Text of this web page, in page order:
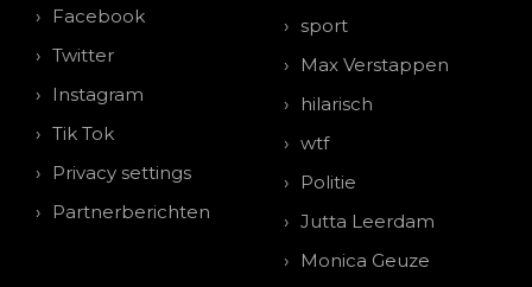
Facebook
Twitter
Instagram
Tik Tok
Privacy settings
Partnerberichten
sport
Max Verstappen
hilarisch
wtf
Politie
Jutta Leerdam
Monica Geuze